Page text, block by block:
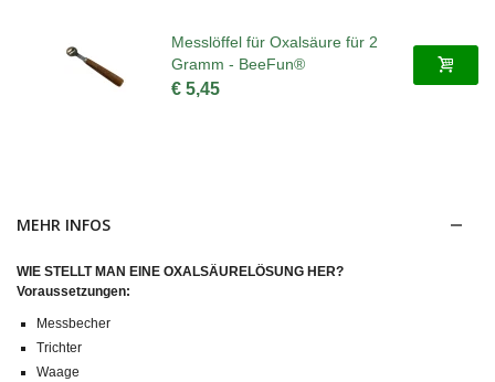
Messlöffel für Oxalsäure für 2
Gramm - BeeFun®
€ 5,45
MEHR INFOS
WIE STELLT MAN EINE OXALSÄURELÖSUNG HER?
Voraussetzungen:
Messbecher
Trichter
Waage